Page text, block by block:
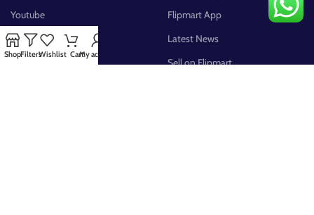
Youtube
Pinterest
FB Group
Flipmart App
Latest News
Sell on Flipmart
ShopFiltersWishlist CartMy account